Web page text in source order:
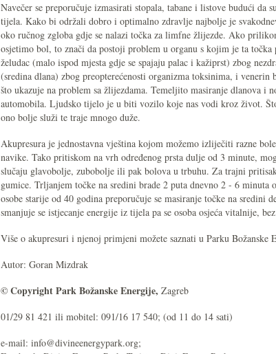
Navečer se preporučuje izmasirati stopala, tabane i listove budući da
tijela. Kako bi održali dobro i optimalno zdravlje najbolje je
oko ručnog zgloba gdje se nalazi točka za limfne žlijezde. Ako
osjetimo bol, to znači da postoji problem u organu s kojim je ta točka
želudac (malo ispod mjesta gdje se spajaju palac i kažiprst) zbog
(sredina dlana) zbog preopterećenosti organizma toksinima, i
što ukazuje na problem sa žlijezdama. Temeljito masiranje dlanova i
automobila. Ljudsko tijelo je u biti vozilo koje nas vodi kroz život.
ono bolje služi te traje mnogo duže.
Akupresura je jednostavna vještina kojom možemo izliječiti razne
navike. Tako pritiskom na vrh određenog prsta dulje od 3 minute,
slučaju glavobolje, zubobolje ili pak bolova u trbuhu. Za trajni
gumice. Trljanjem točke na sredini brade 2 puta dnevno 2 - 6 minuta
osobe starije od 40 godina preporučuje se masiranje točke na sredini
smanjuje se istjecanje energije iz tijela pa se osoba osjeća vitalnije,
Više o akupresuri i njenoj primjeni možete saznati u Parku Božanske
Autor: Goran Mizdrak
© CopyrightPark Božanske Energije, Zagreb
01/29 81 421 ili mobitel: 091/16 17 540; (od 11 do 14 sati)
e-mail: info@divineenergypark.org;